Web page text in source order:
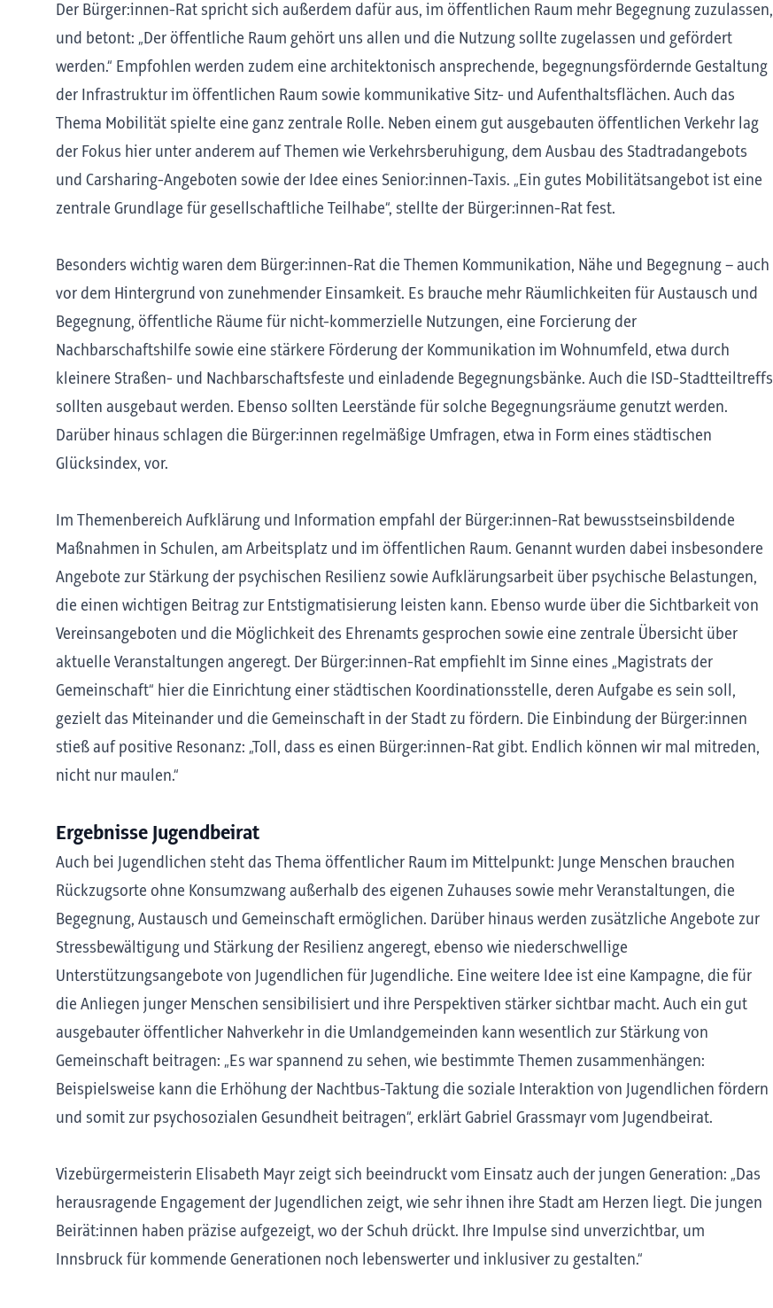
Der Bürger:innen-Rat spricht sich außerdem dafür aus, im öffentlichen Raum mehr Begegnung zuzulassen,
und betont: „Der öffentliche Raum gehört uns allen und die Nutzung sollte zugelassen und gefördert
werden.“ Empfohlen werden zudem eine architektonisch ansprechende, begegnungsfördernde Gestaltung
der Infrastruktur im öffentlichen Raum sowie kommunikative Sitz- und Aufenthaltsflächen. Auch das
Thema Mobilität spielte eine ganz zentrale Rolle. Neben einem gut ausgebauten öffentlichen Verkehr lag
der Fokus hier unter anderem auf Themen wie Verkehrsberuhigung, dem Ausbau des Stadtradangebots
und Carsharing-Angeboten sowie der Idee eines Senior:innen-Taxis. „Ein gutes Mobilitätsangebot ist eine
zentrale Grundlage für gesellschaftliche Teilhabe“, stellte der Bürger:innen-Rat fest.
Besonders wichtig waren dem Bürger:innen-Rat die Themen Kommunikation, Nähe und Begegnung – auch
vor dem Hintergrund von zunehmender Einsamkeit. Es brauche mehr Räumlichkeiten für Austausch und
Begegnung, öffentliche Räume für nicht-kommerzielle Nutzungen, eine Forcierung der
Nachbarschaftshilfe sowie eine stärkere Förderung der Kommunikation im Wohnumfeld, etwa durch
kleinere Straßen- und Nachbarschaftsfeste und einladende Begegnungsbänke. Auch die ISD-Stadtteiltreffs
sollten ausgebaut werden. Ebenso sollten Leerstände für solche Begegnungsräume genutzt werden.
Darüber hinaus schlagen die Bürger:innen regelmäßige Umfragen, etwa in Form eines städtischen
Glücksindex, vor.
Im Themenbereich Aufklärung und Information empfahl der Bürger:innen-Rat bewusstseinsbildende
Maßnahmen in Schulen, am Arbeitsplatz und im öffentlichen Raum. Genannt wurden dabei insbesondere
Angebote zur Stärkung der psychischen Resilienz sowie Aufklärungsarbeit über psychische Belastungen,
die einen wichtigen Beitrag zur Entstigmatisierung leisten kann. Ebenso wurde über die Sichtbarkeit von
Vereinsangeboten und die Möglichkeit des Ehrenamts gesprochen sowie eine zentrale Übersicht über
aktuelle Veranstaltungen angeregt. Der Bürger:innen-Rat empfiehlt im Sinne eines „Magistrats der
Gemeinschaft“ hier die Einrichtung einer städtischen Koordinationsstelle, deren Aufgabe es sein soll,
gezielt das Miteinander und die Gemeinschaft in der Stadt zu fördern. Die Einbindung der Bürger:innen
stieß auf positive Resonanz: „Toll, dass es einen Bürger:innen-Rat gibt. Endlich können wir mal mitreden,
nicht nur maulen.“
Ergebnisse Jugendbeirat
Auch bei Jugendlichen steht das Thema öffentlicher Raum im Mittelpunkt: Junge Menschen brauchen
Rückzugsorte ohne Konsumzwang außerhalb des eigenen Zuhauses sowie mehr Veranstaltungen, die
Begegnung, Austausch und Gemeinschaft ermöglichen. Darüber hinaus werden zusätzliche Angebote zur
Stressbewältigung und Stärkung der Resilienz angeregt, ebenso wie niederschwellige
Unterstützungsangebote von Jugendlichen für Jugendliche. Eine weitere Idee ist eine Kampagne, die für
die Anliegen junger Menschen sensibilisiert und ihre Perspektiven stärker sichtbar macht. Auch ein gut
ausgebauter öffentlicher Nahverkehr in die Umlandgemeinden kann wesentlich zur Stärkung von
Gemeinschaft beitragen: „Es war spannend zu sehen, wie bestimmte Themen zusammenhängen:
Beispielsweise kann die Erhöhung der Nachtbus-Taktung die soziale Interaktion von Jugendlichen fördern
und somit zur psychosozialen Gesundheit beitragen“, erklärt Gabriel Grassmayr vom Jugendbeirat.
Vizebürgermeisterin Elisabeth Mayr zeigt sich beeindruckt vom Einsatz auch der jungen Generation: „Das
herausragende Engagement der Jugendlichen zeigt, wie sehr ihnen ihre Stadt am Herzen liegt. Die jungen
Beirät:innen haben präzise aufgezeigt, wo der Schuh drückt. Ihre Impulse sind unverzichtbar, um
Innsbruck für kommende Generationen noch lebenswerter und inklusiver zu gestalten.“